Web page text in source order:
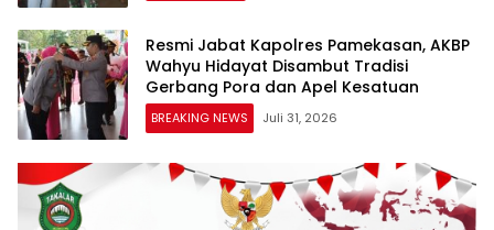
Resmi Jabat Kapolres Pamekasan, AKBP
Wahyu Hidayat Disambut Tradisi
BREAKING NEWS Juli 31, 2026